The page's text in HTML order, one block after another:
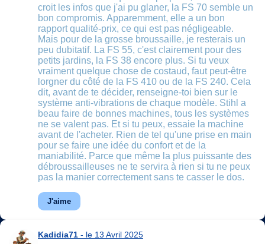
croit les infos que j'ai pu glaner, la FS 70 semble un
bon compromis. Apparemment, elle a un bon
rapport qualité-prix, ce qui est pas négligeable.
Mais pour de la grosse broussaille, je resterais un
peu dubitatif. La FS 55, c'est clairement pour des
petits jardins, la FS 38 encore plus. Si tu veux
vraiment quelque chose de costaud, faut peut-être
lorgner du côté de la FS 410 ou de la FS 240. Cela
dit, avant de te décider, renseigne-toi bien sur le
système anti-vibrations de chaque modèle. Stihl a
beau faire de bonnes machines, tous les systèmes
ne se valent pas. Et si tu peux, essaie la machine
avant de l'acheter. Rien de tel qu'une prise en main
pour se faire une idée du confort et de la
maniabilité. Parce que même la plus puissante des
débroussailleuses ne te servira à rien si tu ne peux
pas la manier correctement sans te casser le dos.
J'aime
Kadidia71 - le 13 Avril 2025